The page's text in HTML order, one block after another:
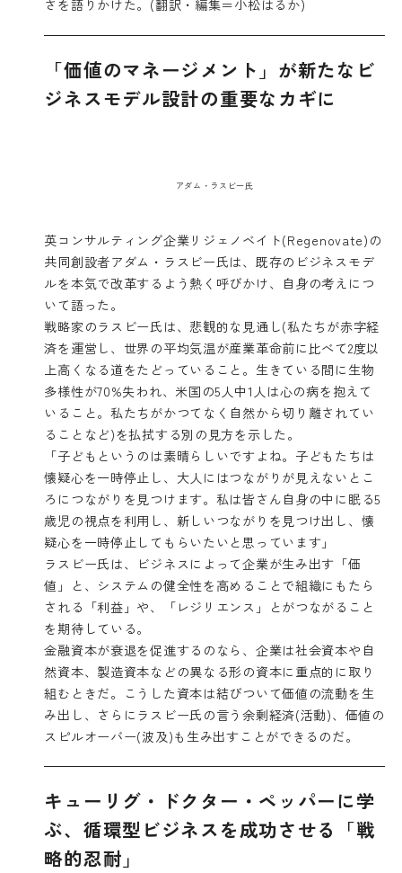
さを語りかけた。(翻訳・編集＝小松はるか)
「価値のマネージメント」が新たなビ
ジネスモデル設計の重要なカギに
アダム・ラスビー氏
英コンサルティング企業リジェノベイト(Regenovate)の
共同創設者アダム・ラスビー氏は、既存のビジネスモデ
ルを本気で改革するよう熱く呼びかけ、自身の考えにつ
いて語った。
戦略家のラスビー氏は、悲観的な見通し(私たちが赤字経
済を運営し、世界の平均気温が産業革命前に比べて2度以
上高くなる道をたどっていること。生きている間に生物
多様性が70%失われ、米国の5人中1人は心の病を抱えて
いること。私たちがかつてなく自然から切り離されてい
ることなど)を払拭する別の見方を示した。
「子どもというのは素晴らしいですよね。子どもたちは
懐疑心を一時停止し、大人にはつながりが見えないとこ
ろにつながりを見つけます。私は皆さん自身の中に眠る5
歳児の視点を利用し、新しいつながりを見つけ出し、懐
疑心を一時停止してもらいたいと思っています」
ラスビー氏は、ビジネスによって企業が生み出す「価
値」と、システムの健全性を高めることで組織にもたら
される「利益」や、「レジリエンス」とがつながること
を期待している。
金融資本が衰退を促進するのなら、企業は社会資本や自
然資本、製造資本などの異なる形の資本に重点的に取り
組むときだ。こうした資本は結びついて価値の流動を生
み出し、さらにラスビー氏の言う余剰経済(活動)、価値の
スピルオーバー(波及)も生み出すことができるのだ。
キューリグ・ドクター・ペッパーに学
ぶ、循環型ビジネスを成功させる「戦
略的忍耐」